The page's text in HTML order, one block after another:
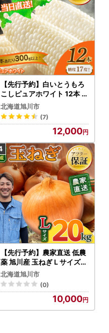
【先行予約】白いとうもろ
こしピュアホワイト 12本 3.
6kg（2026年8月下旬から
発送開始） とうもろこし
北海道旭川市
(7)
12,000
【先行予約】農家直送 低農
薬 旭川産 玉ねぎＬサイズ2
0kg(2026年9月発送開始
予定)_ | 玉ねぎ 05935
北海道旭川市
(0)
10,000